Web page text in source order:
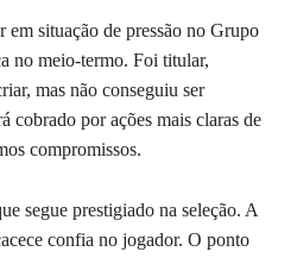
situação de pressão no Grupo
no meio-termo. Foi titular,
mas não conseguiu ser
cobrado por ações mais claras de
compromissos.
segue prestigiado na seleção. A
confia no jogador. O ponto